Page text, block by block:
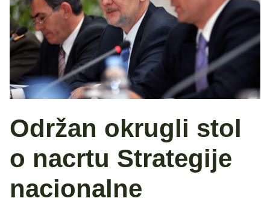
Održan okrugli stol
o nacrtu Strategije
nacionalne